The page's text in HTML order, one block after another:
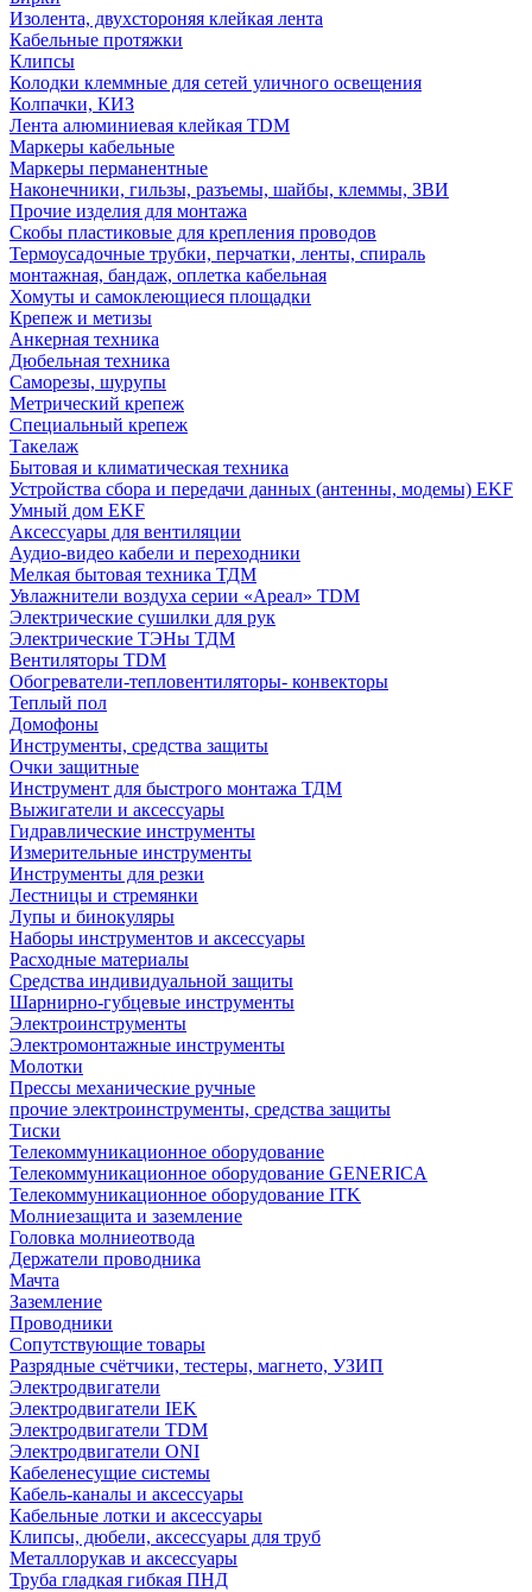
Изолента, двухстороняя клейкая лента
Кабельные протяжки
Клипсы
Колодки клеммные для сетей уличного освещения
Колпачки, КИЗ
Лента алюминиевая клейкая TDM
Маркеры кабельные
Маркеры перманентные
Наконечники, гильзы, разъемы, шайбы, клеммы, ЗВИ
Прочие изделия для монтажа
Скобы пластиковые для крепления проводов
Термоусадочные трубки, перчатки, ленты, спираль
монтажная, бандаж, оплетка кабельная
Хомуты и самоклеющиеся площадки
Крепеж и метизы
Анкерная техника
Дюбельная техника
Саморезы, шурупы
Метрический крепеж
Специальный крепеж
Такелаж
Бытовая и климатическая техника
Устройства сбора и передачи данных (антенны, модемы) EKF
Умный дом EKF
Аксессуары для вентиляции
Аудио-видео кабели и переходники
Мелкая бытовая техника ТДМ
Увлажнители воздуха серии «Ареал» TDM
Электрические сушилки для рук
Электрические ТЭНы ТДМ
Вентиляторы TDM
Обогреватели-тепловентиляторы- конвекторы
Теплый пол
Домофоны
Инструменты, средства защиты
Очки защитные
Инструмент для быстрого монтажа ТДМ
Выжигатели и аксессуары
Гидравлические инструменты
Измерительные инструменты
Инструменты для резки
Лестницы и стремянки
Лупы и бинокуляры
Наборы инструментов и аксессуары
Расходные материалы
Средства индивидуальной защиты
Шарнирно-губцевые инструменты
Электроинструменты
Электромонтажные инструменты
Молотки
Прессы механические ручные
прочие электроинструменты, средства защиты
Тиски
Телекоммуникационное оборудование
Телекоммуникационное оборудование GENERICA
Телекоммуникационное оборудование ITK
Молниезащита и заземление
Головка молниеотвода
Держатели проводника
Мачта
Заземление
Проводники
Сопутствующие товары
Разрядные счётчики, тестеры, магнето, УЗИП
Электродвигатели
Электродвигатели IEK
Электродвигатели TDM
Электродвигатели ONI
Кабеленесущие системы
Кабель-каналы и аксессуары
Кабельные лотки и аксессуары
Клипсы, дюбели, аксессуары для труб
Металлорукав и аксессуары
Труба гладкая гибкая ПНД